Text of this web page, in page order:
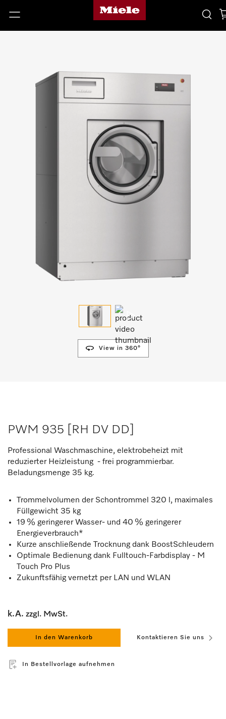
View in 360°
PWM 935 [RH DV DD]
Professional Waschmaschine, elektrobeheizt mit
reduzierter Heizleistung - frei programmierbar.
Beladungsmenge 35 kg.
Trommelvolumen der Schontrommel 320 l, maximales
Füllgewicht 35 kg
19 % geringerer Wasser- und 40 % geringerer
Energieverbrauch*
Kurze anschließende Trocknung dank BoostSchleudern
Optimale Bedienung dank Fulltouch-Farbdisplay - M
Touch Pro Plus
Zukunftsfähig vernetzt per LAN und WLAN
k.A. zzgl. MwSt.
In den Warenkorb Kontaktieren Sie uns
In Bestellvorlage aufnehmen